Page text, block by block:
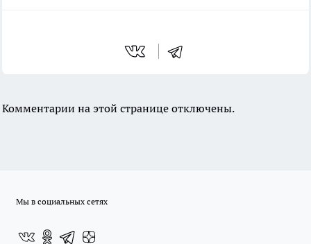
Комментарии на этой странице отключены.
Мы в социальных сетях